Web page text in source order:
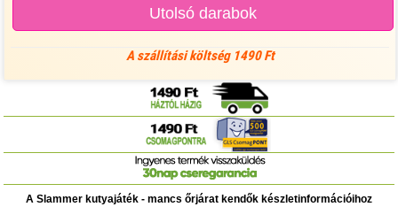
Utolsó darabok
A szállítási költség 1490 Ft
A Slammer kutyajáték - mancs őrjárat kendők készletinformációihoz